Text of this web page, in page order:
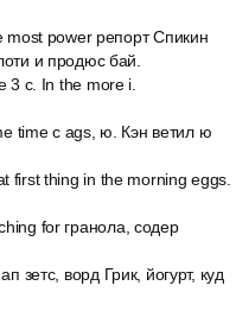
power репорт Спикин
и продюс бай.
3 c. In the more i.
time с ags, ю. Кэн ветил ю
first thing in the morning eggs.
for гранола, содер
зетс, ворд Грик, йогурт, куд